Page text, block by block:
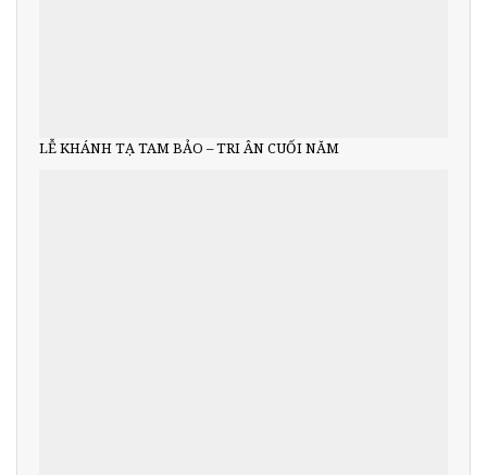
LỄ KHÁNH TẠ TAM BẢO – TRI ÂN CUỐI NĂM